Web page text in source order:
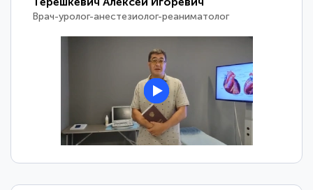
Врач-уролог-анестезиолог-реаниматолог